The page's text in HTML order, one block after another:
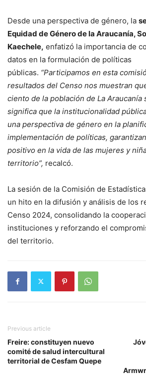
Desde una perspectiva de género, la
Equidad de Género de la Araucanía,
Kaechele, enfatizó la importancia de
datos en la formulación de políticas
públicas. “Participamos en esta
resultados del Censo nos muestran
ciento de la población de La Araucanía
significa que la institucionalidad
una perspectiva de género en la
implementación de políticas,
positivo en la vida de las mujeres y
territorio”, recalcó.
La sesión de la Comisión de
un hito en la difusión y análisis de los
Censo 2024, consolidando la
instituciones y reforzando el
del territorio.
Previous article
Freire: constituyen nuevo
comité de salud intercultural
territorial de Cesfam Quepe